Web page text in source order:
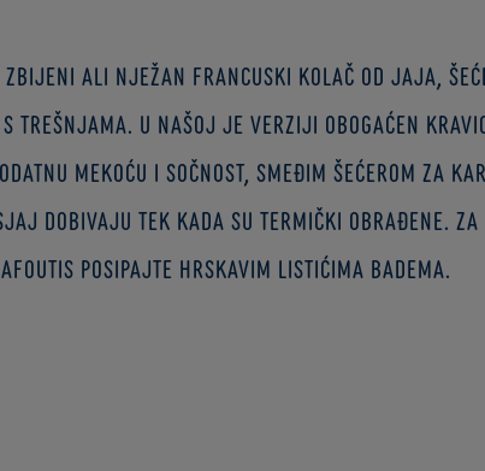
ali nježan francuski kolač od jaja,
trešnjama. U našoj je verziji obogaćen
mekoću i sočnost, smeđim šećerom za
dobivaju tek kada su termički obrađene.
posipajte hrskavim listićima badema.